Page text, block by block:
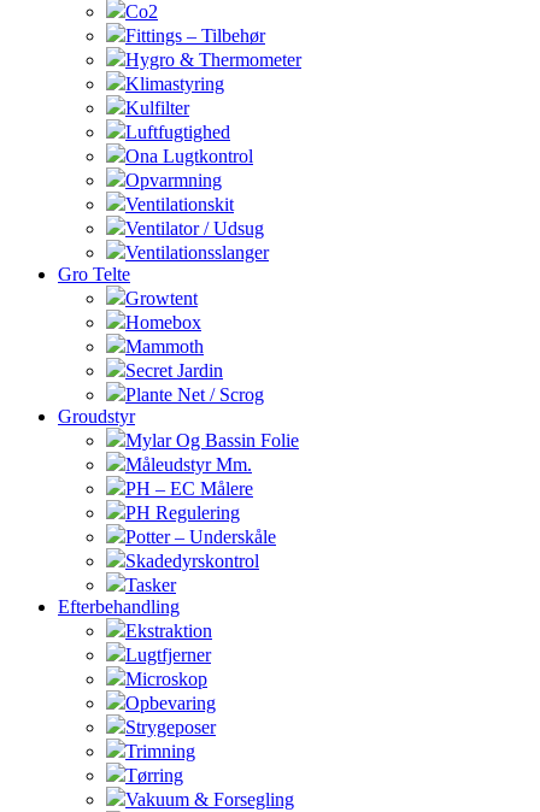
Co2
Fittings – Tilbehør
Hygro & Thermometer
Klimastyring
Kulfilter
Luftfugtighed
Ona Lugtkontrol
Opvarmning
Ventilationskit
Ventilator / Udsug
Ventilationsslanger
Gro Telte
Growtent
Homebox
Mammoth
Secret Jardin
Plante Net / Scrog
Groudstyr
Mylar Og Bassin Folie
Måleudstyr Mm.
PH – EC Målere
PH Regulering
Potter – Underskåle
Skadedyrskontrol
Tasker
Efterbehandling
Ekstraktion
Lugtfjerner
Microskop
Opbevaring
Strygeposer
Trimning
Tørring
Vakuum & Forsegling